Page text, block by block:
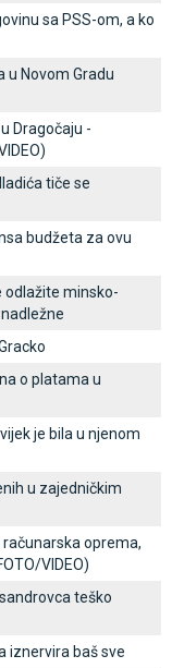
sa PSS-om, a ko
u Novom Gradu
Dragočaju -
tiče se
budžeta za ovu
odlažite minsko-
o platama u
je bila u njenom
u zajedničkim
računarska oprema,
VIDEO)
teško
iznervira baš sve